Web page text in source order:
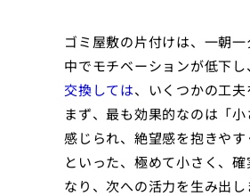
ゴミ屋敷の片付けは、一朝
中でモチベーションが低下
交換しては、いくつかの工
まず、最も効果的なのは「
感じられ、絶望感を抱きや
といった、極めて小さく、
なり、次への活力を生み出